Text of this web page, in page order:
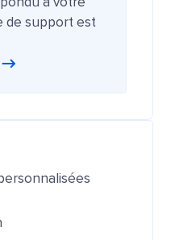
à votre
de support est